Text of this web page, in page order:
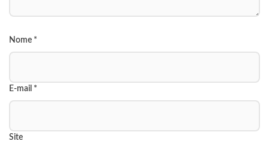
Nome *
E-mail *
Site